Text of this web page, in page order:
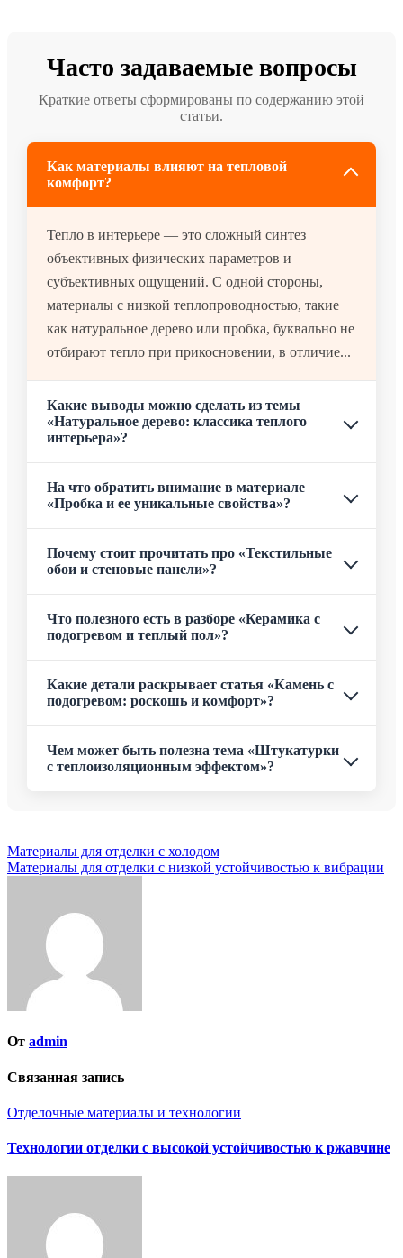
Часто задаваемые вопросы
Краткие ответы сформированы по содержанию этой
статьи.
Как материалы влияют на тепловой
комфорт?
Тепло в интерьере — это сложный синтез
объективных физических параметров и
субъективных ощущений. С одной стороны,
материалы с низкой теплопроводностью, такие
как натуральное дерево или пробка, буквально не
отбирают тепло при прикосновении, в отличие...
Какие выводы можно сделать из темы
«Натуральное дерево: классика теплого
интерьера»?
На что обратить внимание в материале
«Пробка и ее уникальные свойства»?
Почему стоит прочитать про «Текстильные
обои и стеновые панели»?
Что полезного есть в разборе «Керамика с
подогревом и теплый пол»?
Какие детали раскрывает статья «Камень с
подогревом: роскошь и комфорт»?
Чем может быть полезна тема «Штукатурки
с теплоизоляционным эффектом»?
Навигация
по
Материалы для отделки с холодом
Материалы для отделки с низкой устойчивостью к вибрации
От admin
Связанная запись
Отделочные материалы и технологии
Технологии отделки с высокой устойчивостью к ржавчине